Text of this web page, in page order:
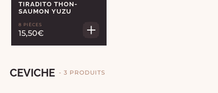
TIRADITO THON-
SAUMON YUZU
8 PIÈCES
15,50€
CEVICHE - 3 PRODUITS